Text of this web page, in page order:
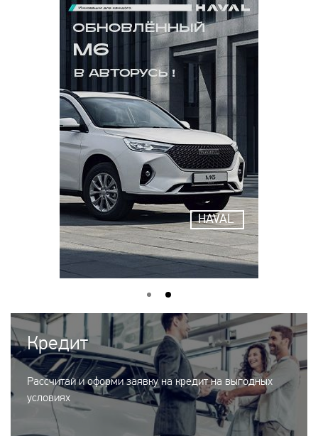
HAVAL
Кредит
Рассчитай и оформи заявку на кредит на выгодных
условиях